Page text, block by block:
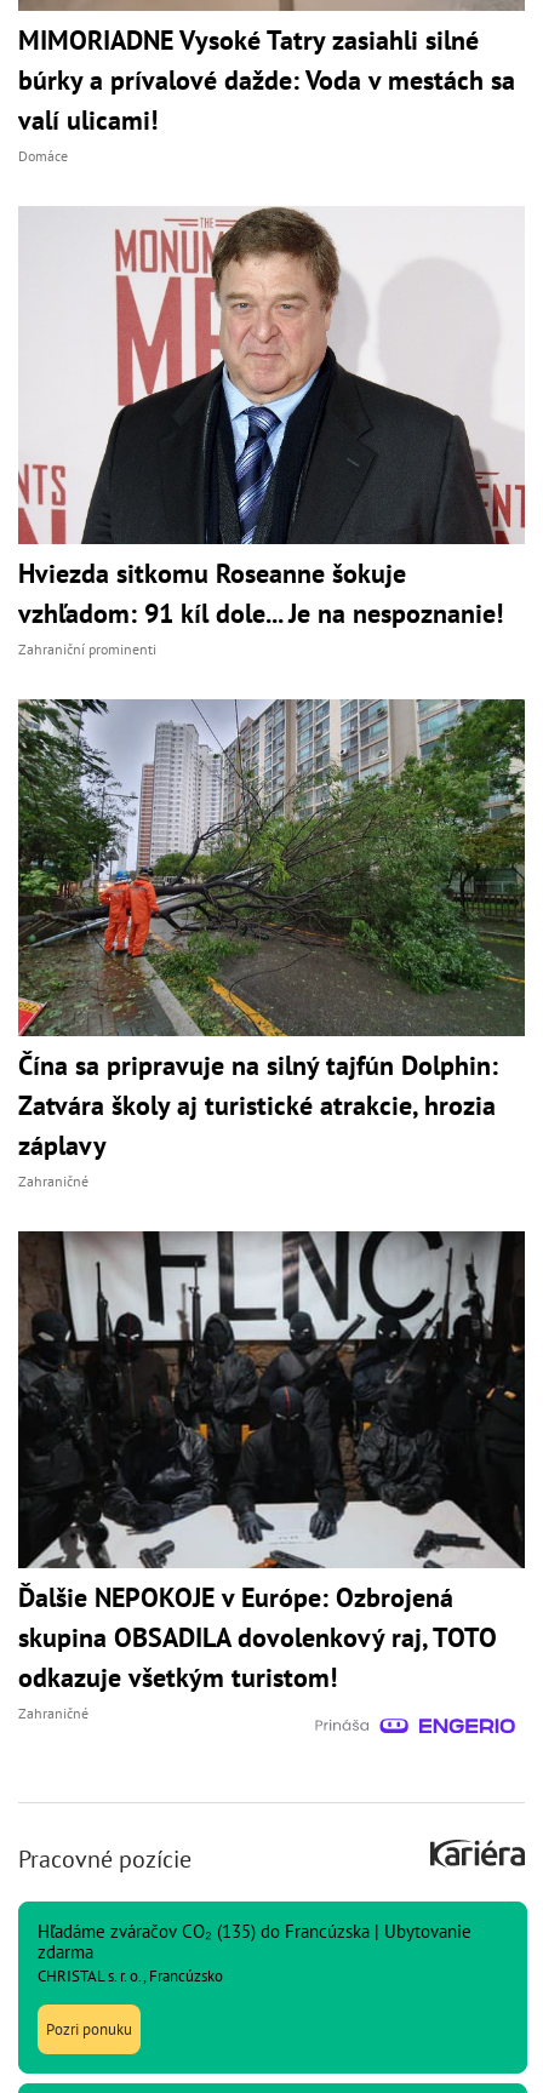
MIMORIADNE Vysoké Tatry zasiahli silné
búrky a prívalové dažde: Voda v mestách sa
valí ulicami!
Domáce
Hviezda sitkomu Roseanne šokuje
vzhľadom: 91 kíl dole... Je na nespoznanie!
Zahraniční prominenti
Čína sa pripravuje na silný tajfún Dolphin:
Zatvára školy aj turistické atrakcie, hrozia
záplavy
Zahraničné
Ďalšie NEPOKOJE v Európe: Ozbrojená
skupina OBSADILA dovolenkový raj, TOTO
odkazuje všetkým turistom!
Zahraničné
Pracovné pozície
Hľadáme zváračov CO₂ (135) do Francúzska | Ubytovanie
zdarma
CHRISTAL s. r. o., Francúzsko
Pozri ponuku